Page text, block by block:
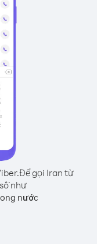
Để gọi Iran từ
như
nước